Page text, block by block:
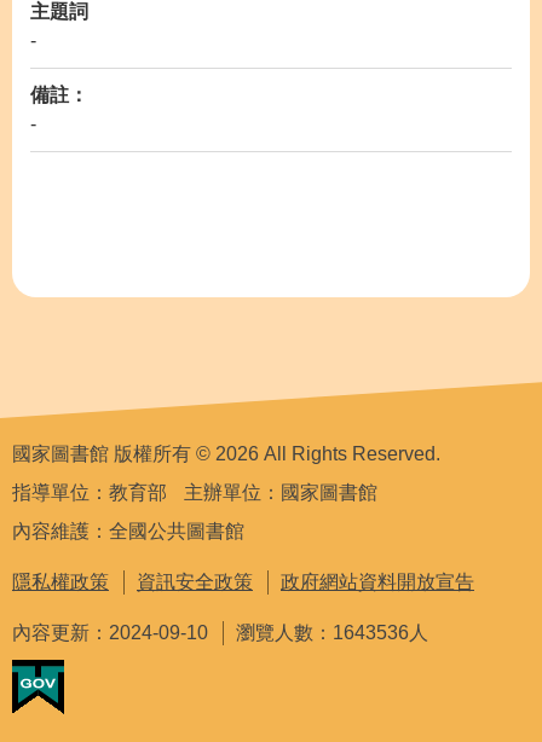
主題詞
-
備註：
-
國家圖書館 版權所有 © 2026 All Rights Reserved.
指導單位：教育部
主辦單位：國家圖書館
內容維護：全國公共圖書館
隱私權政策 資訊安全政策 政府網站資料開放宣告
內容更新：2024-09-10 瀏覽人數：1643536人